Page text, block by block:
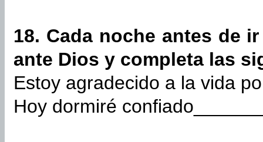
18. Cada noche antes de
ante Dios y completa las
Estoy agradecido a la vida
Hoy dormiré